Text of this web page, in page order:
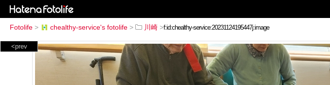
Fotolife > chealthy-service's fotolife > 川崎 >
<prev